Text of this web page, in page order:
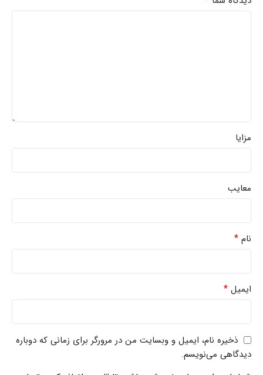
مزایا
معایب
نام *
ایمیل *
ذخیره نام، ایمیل و وبسایت من در مرورگر برای زمانی که دوباره
دیدگاهی می‌نویسم.